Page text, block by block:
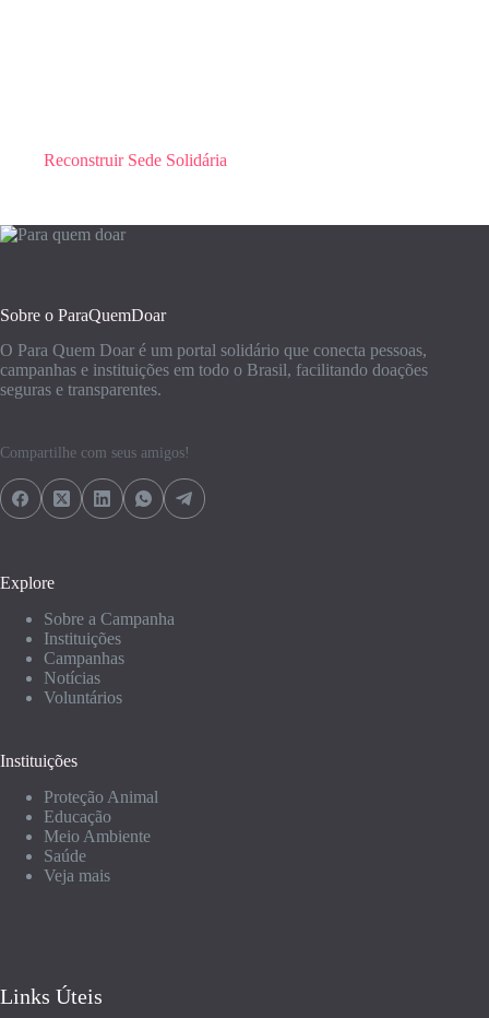
Reconstruir Sede Solidária
Sobre o ParaQuemDoar
O Para Quem Doar é um portal solidário que conecta pessoas,
campanhas e instituições em todo o Brasil, facilitando doações
seguras e transparentes.
Compartilhe com seus amigos!
Explore
Sobre a Campanha
Instituições
Campanhas
Notícias
Voluntários
Instituições
Proteção Animal
Educação
Meio Ambiente
Saúde
Veja mais
Links Úteis